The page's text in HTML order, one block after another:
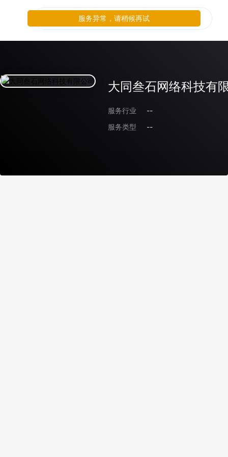
大同叁石网络科技有
服务行业
--
服务类型
--
服务异常，请稍候再试